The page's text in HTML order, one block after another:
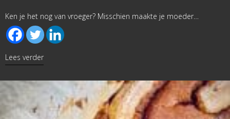
Ken je het nog van vroeger? Misschien maakte je moeder…
Lees verderabout Broodpudding